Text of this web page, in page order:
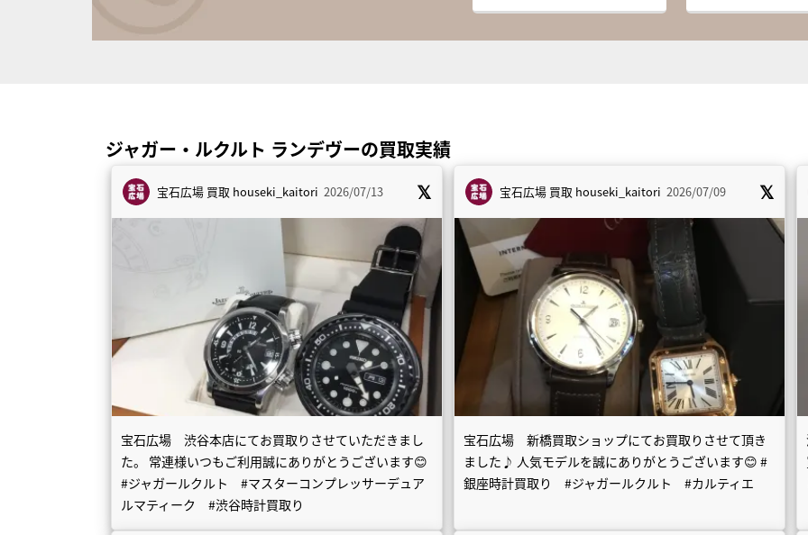
ジャガー・ルクルト ランデヴーの買取実績
宝石広場 買取 houseki_kaitori 2026/07/13
宝石広場 渋谷本店にてお買取りさせていただきまし
た。 常連様いつもご利用誠にありがとうございます😊
#ジャガールクルト #マスターコンプレッサーデュア
ルマティーク #渋谷時計買取り
宝石広場 買取 houseki_kaitori 2026/07/09
宝石広場 新橋買取ショップにてお買取りさせて頂き
ました♪ 人気モデルを誠にありがとうございます😊 #
銀座時計買取り #ジャガールクルト #カルティエ